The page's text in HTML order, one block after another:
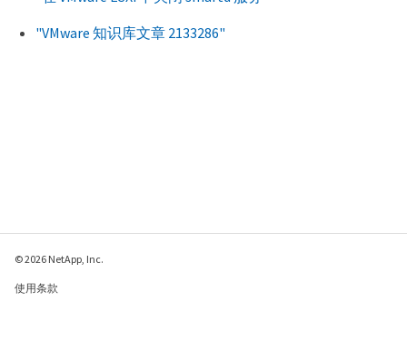
"VMware 知识库文章 2133286"
© 2026 NetApp, Inc.
使用条款